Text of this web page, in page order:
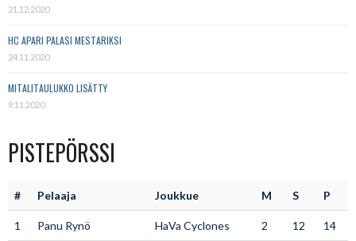
21.12.2020
HC APARI PALASI MESTARIKSI
24.11.2020
MITALITAULUKKO LISÄTTY
9.11.2020
PISTEPÖRSSI
# Pelaaja Joukkue M S P
1 Panu Rynö HaVa Cyclones 2 12 14